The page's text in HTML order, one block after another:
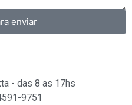
enviar
- das 8 as 17hs
9751